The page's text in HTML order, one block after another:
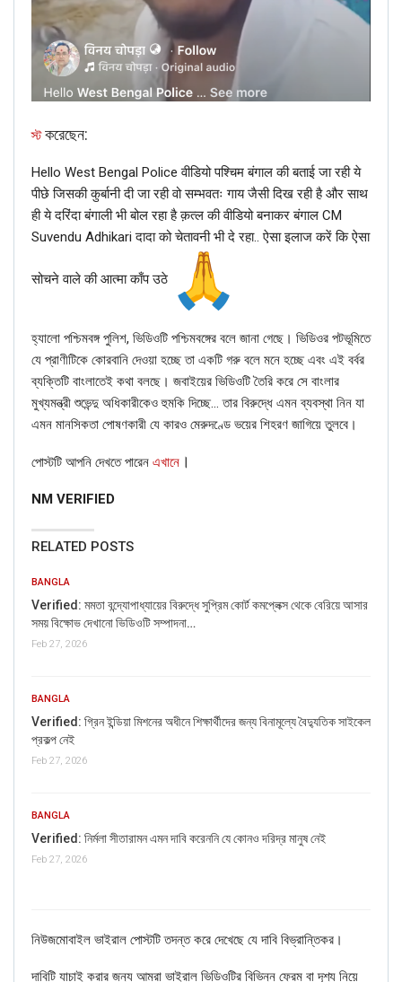
ENGLISH
Fact Check: Old Pictures Of Indian Flag Being
Disrespected Falsely Linked To Ongoing Farmers’
Protest;…
As happy as I am to support this venture, it
has been a minority token investment.
I have not purchased 50% stake in the
— Ratan N. Tata (@RNTata2000) May 8,
2020
Hence, the above information proves that the viral news
স্ট করেছেন:
Hello West Bengal Police वीडियो पश्चिम बंगाल की बताई जा रही ये
पीछे जिसकी कुर्बानी दी जा रही वो सम्भवतः गाय जैसी दिख रही है और साथ
ही ये दरिंदा बंगाली भी बोल रहा है क़त्ल की वीडियो बनाकर बंगाल CM
Suvendu Adhikari दादा को चेतावनी भी दे रहा.. ऐसा इलाज करें कि ऐसा
सोचने वाले की आत्मा काँप उठे
হ্যালো পশ্চিমবঙ্গ পুলিশ, ভিডিওটি পশ্চিমবঙ্গের বলে জানা গেছে। ভিডিওর পটভূমিতে
যে প্রাণীটিকে কোরবানি দেওয়া হচ্ছে তা একটি গরু বলে মনে হচ্ছে এবং এই বর্বর
ব্যক্তিটি বাংলাতেই কথা বলছে। জবাইয়ের ভিডিওটি তৈরি করে সে বাংলার
মুখ্যমন্ত্রী শুভেন্দু অধিকারীকেও হুমকি দিচ্ছে… তার বিরুদ্ধে এমন ব্যবস্থা নিন যা
এমন মানসিকতা পোষণকারী যে কারও মেরুদণ্ডে ভয়ের শিহরণ জাগিয়ে তুলবে।
পোস্টটি আপনি দেখতে পারেন এখানে ।
NM VERIFIED
RELATED POSTS
BANGLA
Verified: মমতা বন্দ্যোপাধ্যায়ের বিরুদ্ধে সুপ্রিম কোর্ট কমপ্লেক্স থেকে বেরিয়ে আসার
সময় বিক্ষোভ দেখানো ভিডিওটি সম্পাদনা…
Feb 27, 2026
BANGLA
Verified: গ্রিন ইন্ডিয়া মিশনের অধীনে শিক্ষার্থীদের জন্য বিনামূল্যে বৈদ্যুতিক সাইকেল
প্রকল্প নেই
Feb 27, 2026
BANGLA
Verified: নির্মলা সীতারামন এমন দাবি করেননি যে কোনও দরিদ্র মানুষ নেই
Feb 27, 2026
নিউজমোবাইল ভাইরাল পোস্টটি তদন্ত করে দেখেছে যে দাবি বিভ্রান্তিকর।
দাবিটি যাচাই করার জন্য আমরা ভাইরাল ভিডিওটির বিভিন্ন ফ্রেম বা দৃশ্য নিয়ে